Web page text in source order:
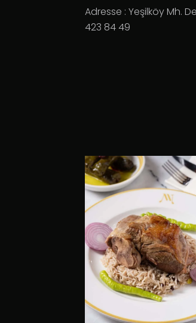
Adresse : Yeşilköy Mh.
423 84 49